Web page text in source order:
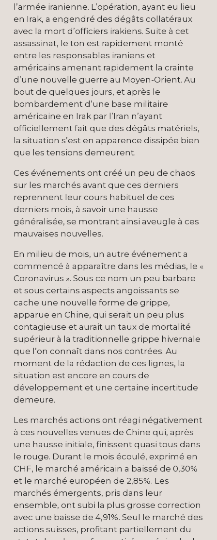
l’armée iranienne. L’opération, ayant eu lieu
en Irak, a engendré des dégâts collatéraux
avec la mort d’officiers irakiens. Suite à cet
assassinat, le ton est rapidement monté
entre les responsables iraniens et
américains amenant rapidement la crainte
d’une nouvelle guerre au Moyen-Orient. Au
bout de quelques jours, et après le
bombardement d’une base militaire
américaine en Irak par l’Iran n’ayant
officiellement fait que des dégâts matériels,
la situation s’est en apparence dissipée bien
que les tensions demeurent.
Ces événements ont créé un peu de chaos
sur les marchés avant que ces derniers
reprennent leur cours habituel de ces
derniers mois, à savoir une hausse
généralisée, se montrant ainsi aveugle à ces
mauvaises nouvelles.
En milieu de mois, un autre événement a
commencé à apparaître dans les médias, le «
Coronavirus ». Sous ce nom un peu barbare
et sous certains aspects angoissants se
cache une nouvelle forme de grippe,
apparue en Chine, qui serait un peu plus
contagieuse et aurait un taux de mortalité
supérieur à la traditionnelle grippe hivernale
que l’on connaît dans nos contrées. Au
moment de la rédaction de ces lignes, la
situation est encore en cours de
développement et une certaine incertitude
demeure.
Les marchés actions ont réagi négativement
à ces nouvelles venues de Chine qui, après
une hausse initiale, finissent quasi tous dans
le rouge. Durant le mois écoulé, exprimé en
CHF, le marché américain a baissé de 0,30%
et le marché européen de 2,85%. Les
marchés émergents, pris dans leur
ensemble, ont subi la plus grosse correction
avec une baisse de 4,91%. Seul le marché des
actions suisses, profitant partiellement du